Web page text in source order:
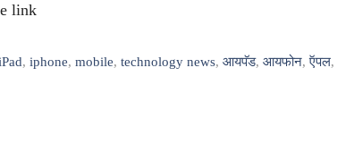
link
,iphone,mobile,technology news,आयपॅड,आयफोन,ऍपल,